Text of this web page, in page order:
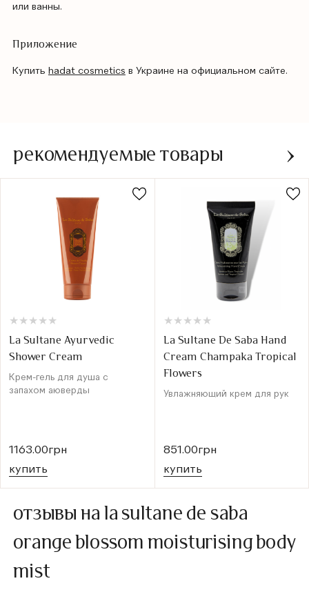
или ванны.
Приложение
Купить hadat cosmetics в Украине на официальном сайте.
рекомендуемые товары
★
★ ★
★ ★
★ ★
★ ★
★
La Sultane Ayurvedic
Shower Cream
Крем-гель для душа с
запахом аюверды
1163.00грн
купить
★
★ ★
★ ★
★ ★
★ ★
★
La Sultane De Saba Hand
Cream Champaka Tropical
Flowers
Увлажняющий крем для рук
851.00грн
купить
отзывы на la sultane de saba
orange blossom moisturising body
mist